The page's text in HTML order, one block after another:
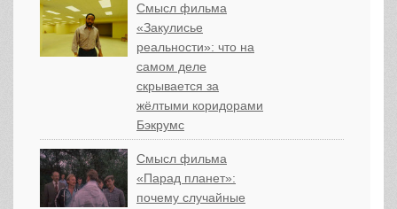
Смысл фильма
«Закулисье
реальности»: что на
самом деле
скрывается за
жёлтыми коридорами
Бэкрумс
Смысл фильма
«Парад планет»:
почему случайные